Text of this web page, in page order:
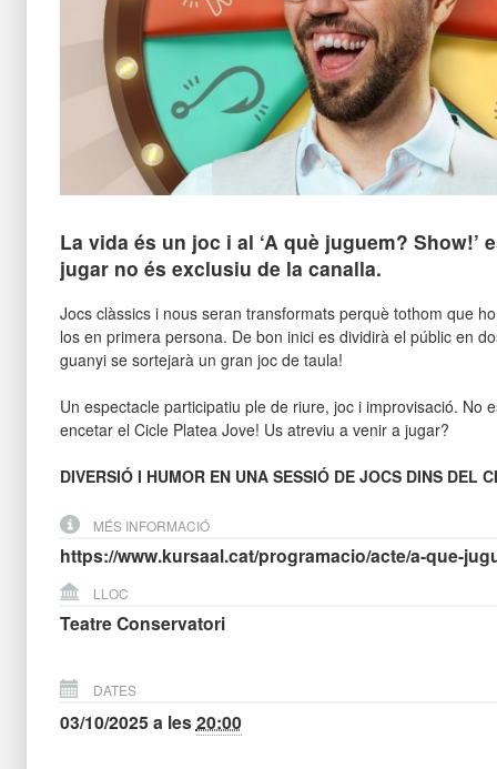
La vida és un joc i al ‘A què juguem? Show!’
jugar no és exclusiu de la canalla.
Jocs clàssics i nous seran transformats perquè tothom que
los en primera persona. De bon inici es dividirà el públic en
guanyi se sortejarà un gran joc de taula!
Un espectacle participatiu ple de riure, joc i improvisació. No
encetar el Cicle Platea Jove! Us atreviu a venir a jugar?
DIVERSIÓ I HUMOR EN UNA SESSIÓ DE JOCS DINS DEL
MÉS INFORMACIÓ
https://www.kursaal.cat/programacio/acte/a-que-
LLOC
Teatre Conservatori
DATES
03/10/2025 a les20:00